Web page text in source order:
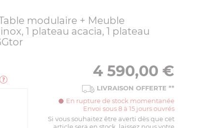
modulaire + Meuble
1 plateau acacia, 1 plateau
4 590,00 €
LIVRAISON OFFERTE **
En rupture de stock momentanée
Envoi sous 8 à 15 jours ouvrés
Si vous souhaitez être averti dès que cet
article sera en stock, laissez nous votre